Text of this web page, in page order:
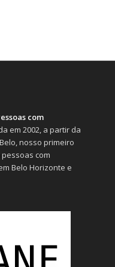
com
em 2002, a partir da
nosso primeiro
com
Belo Horizonte e